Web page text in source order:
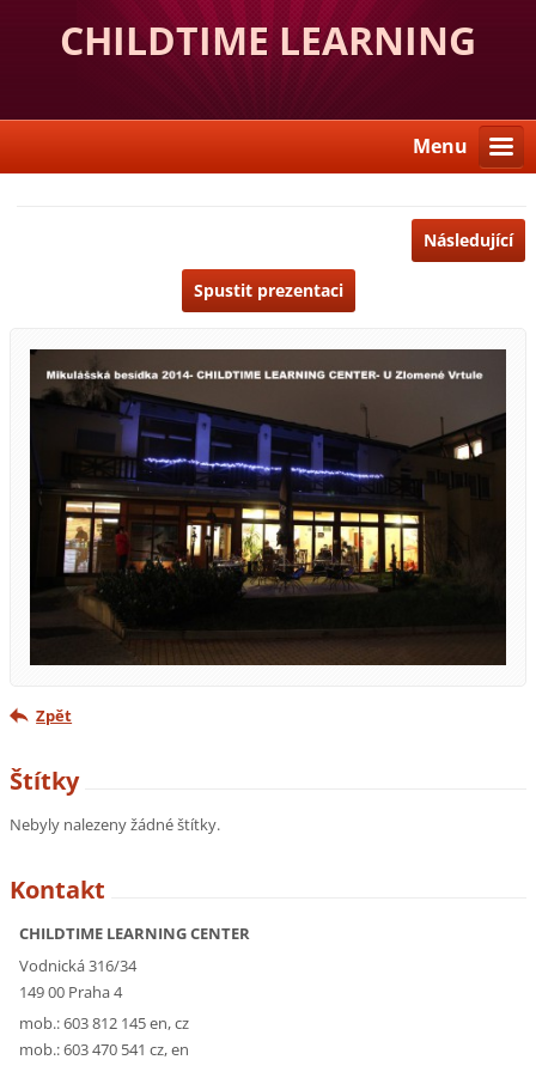
CHILDTIME LEARNING
CENTER
Menu
Následující
Spustit prezentaci
Zpět
Štítky
Nebyly nalezeny žádné štítky.
Kontakt
CHILDTIME LEARNING CENTER
Vodnická 316/34
149 00 Praha 4
mob.: 603 812 145 en, cz
mob.: 603 470 541 cz, en